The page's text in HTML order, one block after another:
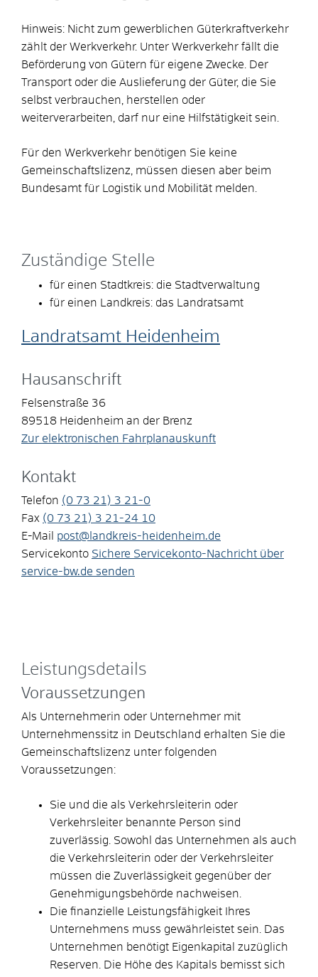
Hinweis: Nicht zum gewerblichen Güterkraftverkehr
zählt der Werkverkehr. Unter Werkverkehr fällt die
Beförderung von Gütern für eigene Zwecke. Der
Transport oder die Auslieferung der Güter, die Sie
selbst verbrauchen, herstellen oder
weiterverarbeiten, darf nur eine Hilfstätigkeit sein.
Für den Werkverkehr benötigen Sie keine
Gemeinschaftslizenz, müssen diesen aber beim
Bundesamt für Logistik und Mobilität melden.
Zuständige Stelle
für einen Stadtkreis: die Stadtverwaltung
für einen Landkreis: das Landratsamt
Landratsamt Heidenheim
Hausanschrift
Felsenstraße 36
89518 Heidenheim an der Brenz
Zur elektronischen Fahrplanauskunft
Kontakt
Telefon (0 73 21) 3 21-0
Fax (0 73 21) 3 21-24 10
E-Mail
post@landkreis-heidenheim.de
Servicekonto Sichere Servicekonto-Nachricht über
service-bw.de senden
Leistungsdetails
Voraussetzungen
Als Unternehmerin oder Unternehmer mit
Unternehmenssitz in Deutschland erhalten Sie die
Gemeinschaftslizenz unter folgenden
Voraussetzungen:
Sie und die als Verkehrsleiterin oder
Verkehrsleiter benannte Person sind
zuverlässig. Sowohl das Unternehmen als auch
die Verkehrsleiterin oder der Verkehrsleiter
müssen die Zuverlässigkeit gegenüber der
Genehmigungsbehörde nachweisen.
Die finanzielle Leistungsfähigkeit Ihres
Unternehmens muss gewährleistet sein. Das
Unternehmen benötigt Eigenkapital zuzüglich
Reserven. Die Höhe des Kapitals bemisst sich